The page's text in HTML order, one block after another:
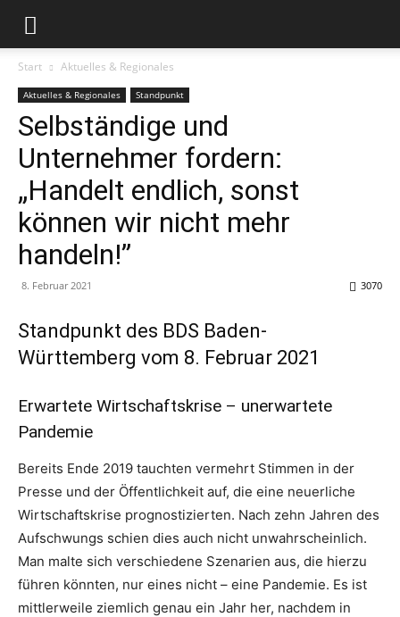
Start Aktuelles & Regionales
Aktuelles & Regionales Standpunkt
Selbständige und
Unternehmer fordern:
„Handelt endlich, sonst
können wir nicht mehr
handeln!”
8. Februar 2021 3070
Standpunkt des BDS Baden-
Württemberg vom 8. Februar 2021
Erwartete Wirtschaftskrise – unerwartete
Pandemie
Bereits Ende 2019 tauchten vermehrt Stimmen in der
Presse und der Öffentlichkeit auf, die eine neuerliche
Wirtschaftskrise prognostizierten. Nach zehn Jahren des
Aufschwungs schien dies auch nicht unwahrscheinlich.
Man malte sich verschiedene Szenarien aus, die hierzu
führen könnten, nur eines nicht – eine Pandemie. Es ist
mittlerweile ziemlich genau ein Jahr her, nachdem in